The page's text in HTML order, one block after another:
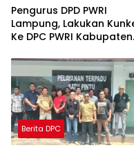
Pengurus DPD PWRI
Lampung, Lakukan
Ke DPC PWRI Kabupaten
Berita DPC